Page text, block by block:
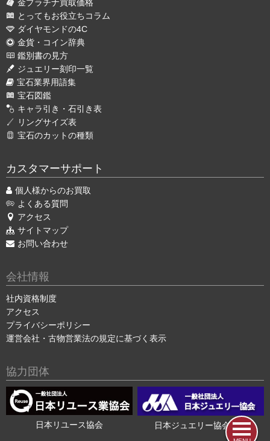
金プラチナ買取価格
とってもお役立ちコラム
ダイヤモンドの4C
金貨・コイン辞典
鑑別書の見方
ジュエリー刻印一覧
宝石業界用語集
宝石図鑑
キャラ引き・石引き表
リングサイズ表
宝石のカットの種類
カスタマーサポート
個人様からのお買取
よくある質問
アクセス
サイトマップ
お問い合わせ
会社情報
社内資格制度
アクセス
プライバシーポリシー
運営会社・古物営業法の規定に基づく表示
協力団体
日本リユース協会 日本ジュエリー協会会員